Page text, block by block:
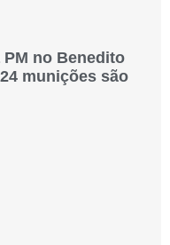
no Benedito
munições são